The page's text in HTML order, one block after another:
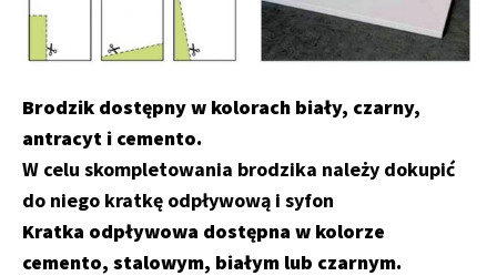
Brodzik dostępny w kolorach biały, czarny,
antracyt i cemento.
W celu skompletowania brodzika należy dokupić
do niego kratkę odpływową i syfon
Kratka odpływowa dostępna w kolorze
cemento, stalowym, białym lub czarnym.